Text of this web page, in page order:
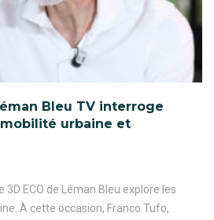
Bleu TV interroge
urbaine et
3D ECO de Léman Bleu explore les
À cette occasion, Franco Tufo,